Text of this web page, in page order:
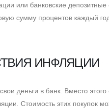
или банковские
сумму процентов каждый
ИНФЛЯЦИИ
деньги в банк. Вместо этого
Cтоимость этих покупок